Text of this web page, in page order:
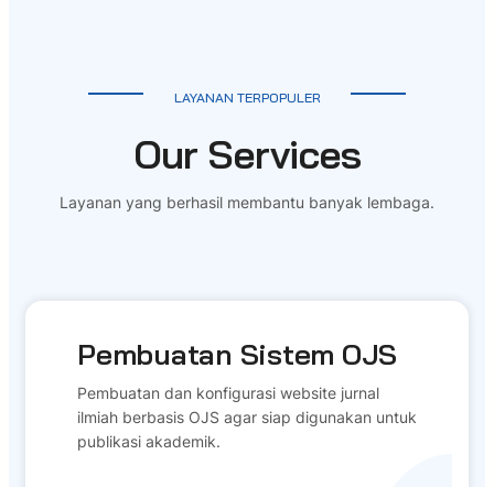
LAYANAN TERPOPULER
Our Services
Layanan yang berhasil membantu banyak lembaga.
Pembuatan Sistem OJS
Pembuatan dan konfigurasi website jurnal
ilmiah berbasis OJS agar siap digunakan untuk
publikasi akademik.